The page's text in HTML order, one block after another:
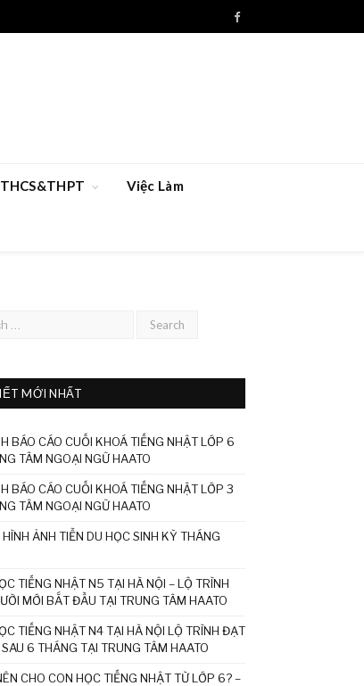
Facebook
Việc Làm
MỚI NHẤT
BÁO CÁO CUỐI KHOÁ TIẾNG NHẬT LỚP 6
TÂM NGOẠI NGỮ HAATO
BÁO CÁO CUỐI KHOÁ TIẾNG NHẬT LỚP 3
TÂM NGOẠI NGỮ HAATO
ẢNH TIỄN DU HỌC SINH KỲ THÁNG
TIẾNG NHẬT N5 TẠI HÀ NỘI – LỘ TRÌNH
MỚI BẮT ĐẦU TẠI TRUNG TÂM HAATO
TIẾNG NHẬT N4 TẠI HÀ NỘI LỘ TRÌNH ĐẠT
SAU 6 THÁNG TẠI TRUNG TÂM HAATO
CHO CON HỌC TIẾNG NHẬT TỪ LỚP 6? –